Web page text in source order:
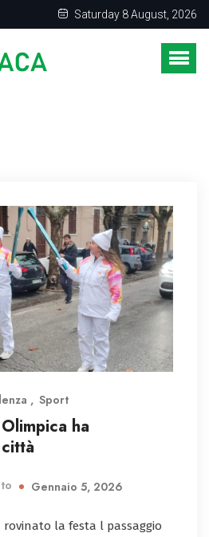
Saturday 8 August, 2026
Sport
ha
Gennaio 5, 2026
la festa l passaggio